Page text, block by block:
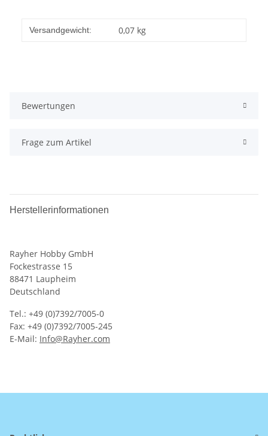
Versandgewicht: 0,07 kg
Bewertungen
Frage zum Artikel
Herstellerinformationen
Rayher Hobby GmbH
Fockestrasse 15
88471 Laupheim
Deutschland
Tel.: +49 (0)7392/7005-0
Fax: +49 (0)7392/7005-245
E-Mail: Info@Rayher.com